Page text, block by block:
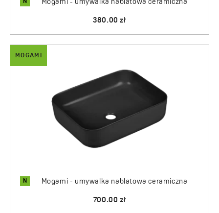
N Mogami - umywalka nablatowa ceramiczna
380.00 zł
MOGAMI
N Mogami - umywalka nablatowa ceramiczna
700.00 zł